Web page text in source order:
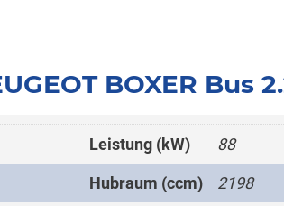
BOXER Bus
Leistung (kW) 88
Hubraum (ccm) 2198